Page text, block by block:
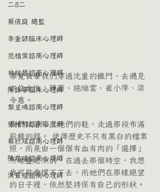
二8二
蔡依庭 總監
李奎諺臨床心理師
范植棠諮商心理師
林紋慧諮商心理師
陳詠寧臨床心理師
黎豈鳴諮商心理師
張稚羚諮商心理師
蔡欣玹諮商心理師
陳慈瑤諮商心理師
洪貫瑄諮商心理師
導覽員帶我們穿過沈重的鐵門，去遇見
四位女性：陳菊、施瑞雲、崔小萍、梁
令惠。
我們試著穿上她們的鞋，走過那段布滿
荊棘的路。 使得歷史不只有黑白的檔案
照，而是由一個個有血有肉的「選擇」
所堆疊起來的。在過去那個時空，我想
我可能會撐不下去，而她們在那樣絕望
的日子裡，依然堅持保有自己的形狀。